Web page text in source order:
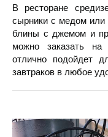
В ресторане
сырники с медом или
блины с джемом и
можно заказать на
отлично подойдет
завтраков в любое